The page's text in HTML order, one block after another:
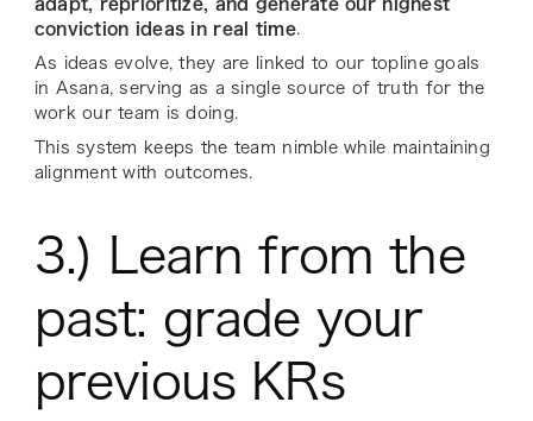
conviction ideas in real time.
As ideas evolve, they are linked to our topline goals
in Asana, serving as a single source of truth for the
work our team is doing.
This system keeps the team nimble while maintaining
alignment with outcomes.
3.) Learn from the
past: grade your
previous KRs